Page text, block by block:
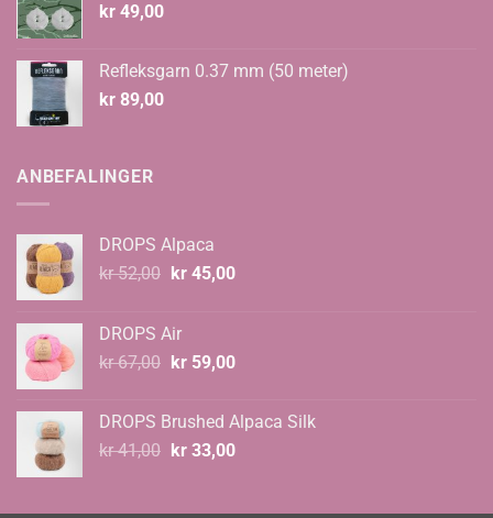
kr 49,00
Refleksgarn 0.37 mm (50 meter)
kr 89,00
ANBEFALINGER
DROPS Alpaca
kr52,00 Opprinnelig
kr 52,00.
kr45,00Nåværende
DROPS Air
kr67,00 Opprinnelig
kr 67,00.
kr59,00Nåværende
kr 59,00.
DROPS Brushed Alpaca Silk
kr41,00 Opprinnelig
kr33,00Nåværende